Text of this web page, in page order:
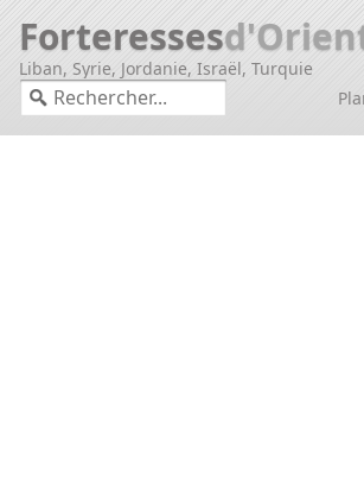
Forteresses
Liban, Syrie, Jordanie, Israël, Turquie